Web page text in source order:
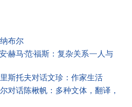
布尔
·赫马·范·福斯：复杂关系—人与
斯托夫对话文珍：作家生活
对话陈楸帆：多种文体，翻译，